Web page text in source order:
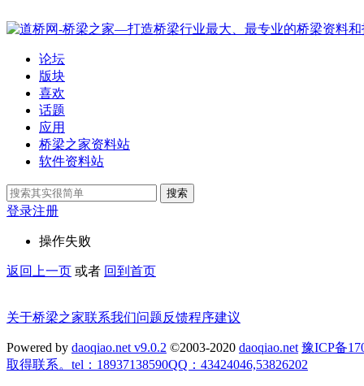
论坛
版块
喜欢
话题
应用
桥梁之家资料站
软件资料站
搜索
登录注册
操作失败
返回上一页 或者 回到首页
关于桥梁之家联系我们问题反馈程序建议
Powered by daoqiao.net v9.0.2 ©2003-2020 daoqiao.net 豫ICP备
取得联系。tel：18937138590QQ：43424046,53826202